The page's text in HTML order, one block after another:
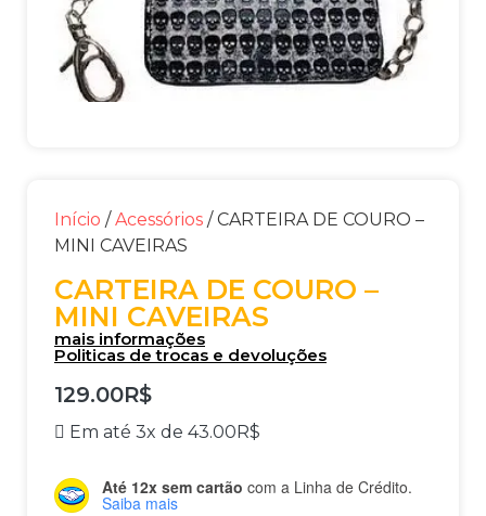
Início / Acessórios / CARTEIRA DE COURO –
MINI CAVEIRAS
CARTEIRA DE COURO –
MINI CAVEIRAS
mais informações
Politicas de trocas e devoluções
129.00R$
Em até 3x de 43.00R$
Até 12x sem cartão com a Linha de Crédito.
Saiba mais